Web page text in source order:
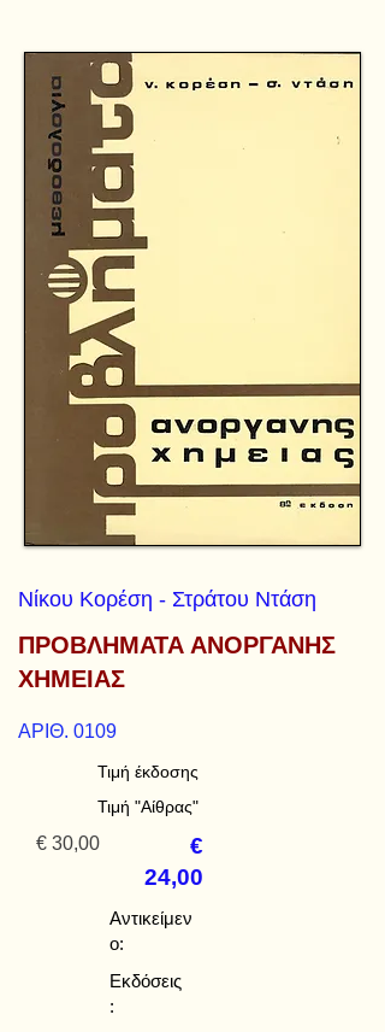
Νίκου Κορέση - Στράτου Ντάση
ΠΡΟΒΛΗΜΑΤΑ ΑΝΟΡΓΑΝΗΣ
ΧΗΜΕΙΑΣ
ΑΡΙΘ. 0109
Τιμή έκδοσης
Τιμή "Αίθρας"
€ 30,00
€
24,00
Αντικείμεν
ο:
Εκδόσεις
: